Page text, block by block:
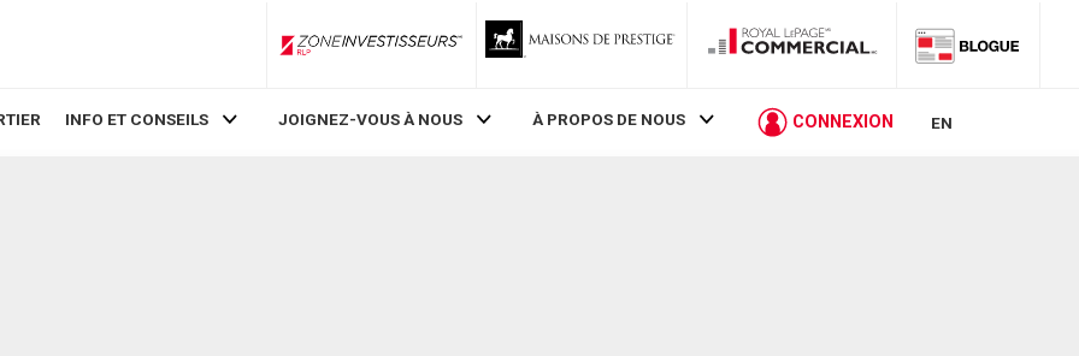
ZoneInvestisseurs RLP
INFO ET CONSEILS JOIGNEZ-VOUS À NOUS À PROPOS DE NOUS CONNEXION EN